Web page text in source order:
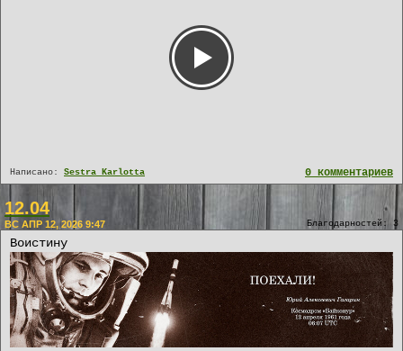
0 комментариев
Написано: Sestra Karlotta
12.04
Благодарностей: 3
ВС АПР 12, 2026 9:47
Воистину